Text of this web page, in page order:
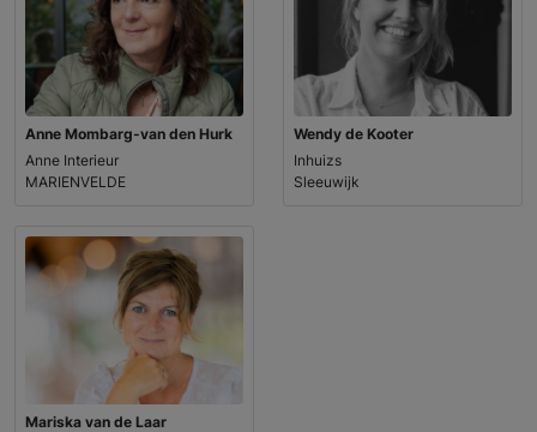
Anne Mombarg-van den Hurk
Anne Interieur
MARIENVELDE
Wendy de Kooter
Inhuizs
Sleeuwijk
Mariska van de Laar